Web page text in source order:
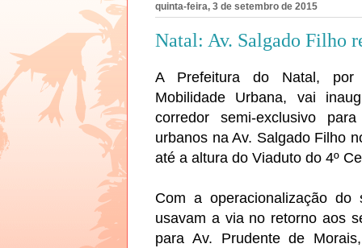
quinta-feira, 3 de setembro de 2015
Natal: Av. Salgado Filho
A Prefeitura do Natal,
Mobilidade Urbana, vai
corredor semi-exclusivo
urbanos na Av. Salgado Filho
até a altura do Viaduto do 4º
Com a operacionalização do
usavam a via no retorno aos
para Av. Prudente de